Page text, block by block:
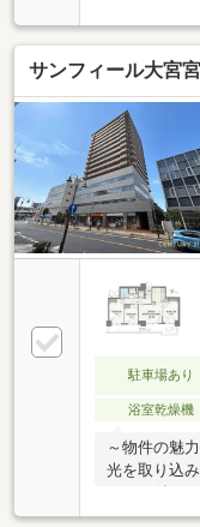
入・ご売却
ハウスNEXT
ライフパー
しの不安を
動産仲介業
が更に充実
ます■未来カ
ミュレーシ
視える化し
サンフィール大宮
駐車場あり
浴室乾燥機
～物件の魅
光を取り込
広さを確保